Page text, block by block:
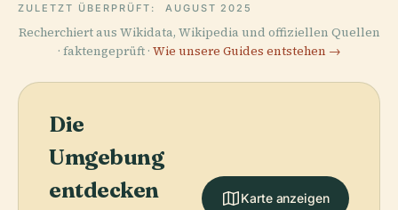
ZULETZT ÜBERPRÜFT: AUGUST 2025
Recherchiert aus Wikidata, Wikipedia und offiziellen Quellen
· faktengeprüft · Wie unsere Guides entstehen →
Die
Umgebung
entdecken
Karte anzeigen